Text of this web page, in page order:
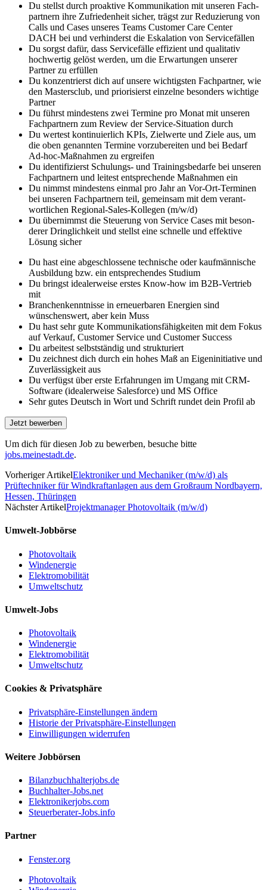
Du stellst durch proaktive Kommuni­kation mit unseren Fach­
partnern ihre Zufrieden­heit sicher, trägst zur Redu­zie­rung von
Calls und Cases unseres Teams Customer Care Center
DACH bei und verhin­derst die Eskala­tion von Service­fällen
Du sorgst dafür, dass Service­fälle effi­zient und quali­tativ
hoch­wertig gelöst werden, um die Erwar­tungen unserer
Partner zu erfüllen
Du konzentrierst dich auf unsere wich­tigsten Fach­partner, wie
den Mastersclub, und prio­ri­sierst einzelne besonders wich­tige
Partner
Du führst mindestens zwei Termine pro Monat mit unseren
Fach­partnern zum Review der Service-Situation durch
Du wertest kontinuierlich KPIs, Zielwerte und Ziele aus, um
die oben genannten Termine vor­zu­bereiten und bei Bedarf
Ad-hoc-Maßnahmen zu er­greifen
Du identifizierst Schulungs- und Trainings­bedarfe bei unseren
Fach­partnern und leitest ent­sprechende Maß­nahmen ein
Du nimmst mindes­tens einmal pro Jahr an Vor-Ort-Ter­minen
bei unseren Fach­partnern teil, gemein­sam mit dem verant­
wort­lichen Regional-Sales-Kollegen (m/w/d)
Du über­nimmst die Steuerung von Service Cases mit beson­
derer Dringlich­keit und stellst eine schnelle und effek­tive
Lösung sicher
Du hast eine abgeschlossene technische oder kauf­männische
Ausbil­dung bzw. ein ent­sprechendes Studium
Du bringst idealerweise erstes Know-how im B2B-Vertrieb
mit
Branchenkenntnisse in erneuer­baren Energien sind
wünschens­wert, aber kein Muss
Du hast sehr gute Kommuni­kations­fähig­keiten mit dem Fokus
auf Verkauf, Customer Service und Custo­mer Success
Du arbeitest selbstständig und struk­turiert
Du zeichnest dich durch ein hohes Maß an Eigeninitiative und
Zuverlässigkeit aus
Du verfügst über erste Erfah­rungen im Umgang mit CRM-
Software (idealer­weise Salesforce) und MS Office
Sehr gutes Deutsch in Wort und Schrift rundet dein Profil ab
Um dich für diesen Job zu bewerben, besuche bitte
jobs.meinestadt.de.
Vorheriger ArtikelElektroniker und Mechaniker (m/w/d) als
Prüftechniker für Windkraftanlagen aus dem Großraum Nordbayern,
Hessen, Thüringen
Nächster ArtikelProjektmanager Photovoltaik (m/w/d)
Umwelt-Jobbörse
Photovoltaik
Windenergie
Elektromobilität
Umweltschutz
Umwelt-Jobs
Photovoltaik
Windenergie
Elektromobilität
Umweltschutz
Cookies & Privatsphäre
Privatsphäre-Einstellungen ändern
Historie der Privatsphäre-Einstellungen
Einwilligungen widerrufen
Weitere Jobbörsen
Bilanzbuchhalterjobs.de
Buchhalter-Jobs.net
Elektronikerjobs.com
Steuerberater-Jobs.info
Partner
Fenster.org
Photovoltaik